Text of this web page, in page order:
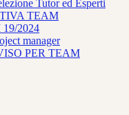
Tutor ed Esperti
TEAM
2024
manager
PER TEAM